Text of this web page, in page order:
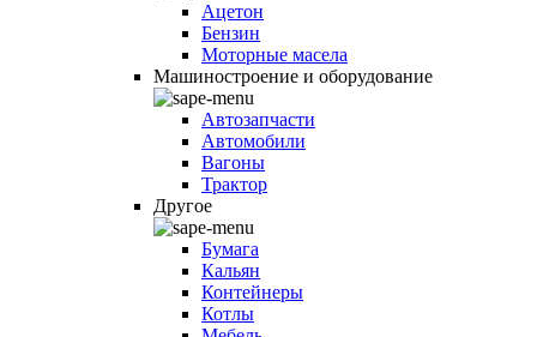
Ацетон
Бензин
Моторные масела
Машиностроение и оборудование
Автозапчасти
Автомобили
Вагоны
Трактор
Другое
Бумага
Кальян
Контейнеры
Котлы